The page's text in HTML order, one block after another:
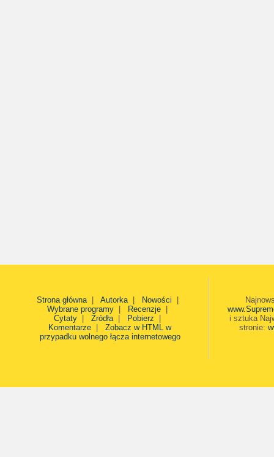
Strona główna| Autorka| Nowości
Wybrane programy
Recenzje
Cytaty
Źródła| Pobierz
Komentarze
Zobacz w HTML w
przypadku wolnego łącza internetowego
i sztuka
stronie: